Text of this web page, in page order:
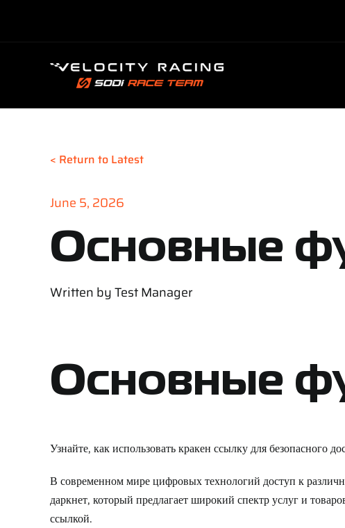
< Return to Latest
June 5, 2026
Основные
Written byTest Manager
Основные
Узнайте, как использовать кракен ссылку для безопасного
В современном мире цифровых технологий доступ к
даркнет, который предлагает широкий спектр услуг и
ссылкой.